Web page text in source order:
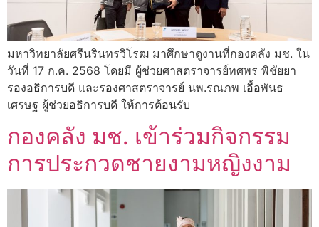
มหาวิทยาลัยศรีนรินทรวิโรฒ มาศึกษาดูงานที่กองคลัง มช. ใน
วันที่ 17 ก.ค. 2568 โดยมี ผู้ช่วยศาสตราจารย์ทศพร พิชัยยา
รองอธิการบดี และรองศาสตราจารย์ นพ.รณภพ เอื้อพันธ
เศรษฐ ผู้ช่วยอธิการบดี ให้การต้อนรับ
กองคลัง มช. เข้าร่วมกิจกรรม
การประกวดชายงามหญิงงาม